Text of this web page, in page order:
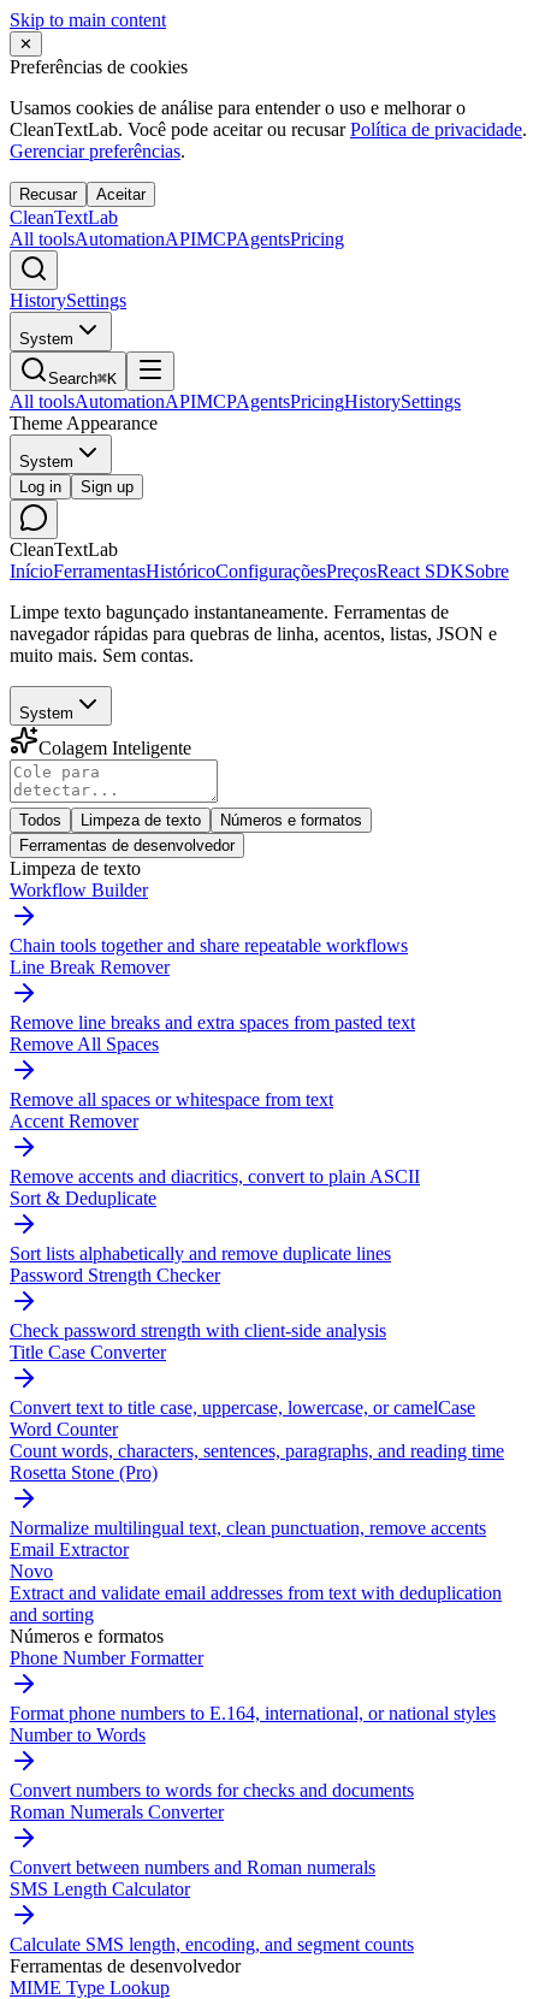
Skip to main content
✕
Preferências de cookies
Usamos cookies de análise para entender o uso e melhorar o
CleanTextLab. Você pode aceitar ou recusar Política de privacidade.
Gerenciar preferências.
Recusar Aceitar
CleanTextLab
All toolsAutomationAPIMCPAgentsPricing
HistorySettings
System
Search⌘K
All toolsAutomationAPIMCPAgentsPricingHistorySettings
Theme Appearance
System
Log in
Sign up
CleanTextLab
InícioFerramentasHistóricoConfiguraçõesPreçosReact SDKSobre
Limpe texto bagunçado instantaneamente. Ferramentas de
navegador rápidas para quebras de linha, acentos, listas, JSON e
muito mais. Sem contas.
System
Colagem Inteligente
Todos Limpeza de texto
Números e formatos
Ferramentas de desenvolvedor
Limpeza de texto
Workflow Builder
Chain tools together and share repeatable workflows
Line Break Remover
Remove line breaks and extra spaces from pasted text
Remove All Spaces
Remove all spaces or whitespace from text
Accent Remover
Remove accents and diacritics, convert to plain ASCII
Sort & Deduplicate
Sort lists alphabetically and remove duplicate lines
Password Strength Checker
Check password strength with client-side analysis
Title Case Converter
Convert text to title case, uppercase, lowercase, or camelCase
Word Counter
Count words, characters, sentences, paragraphs, and reading time
Rosetta Stone (Pro)
Normalize multilingual text, clean punctuation, remove accents
Email Extractor
Novo
Extract and validate email addresses from text with deduplication
and sorting
Números e formatos
Phone Number Formatter
Format phone numbers to E.164, international, or national styles
Number to Words
Convert numbers to words for checks and documents
Roman Numerals Converter
Convert between numbers and Roman numerals
SMS Length Calculator
Calculate SMS length, encoding, and segment counts
Ferramentas de desenvolvedor
MIME Type Lookup